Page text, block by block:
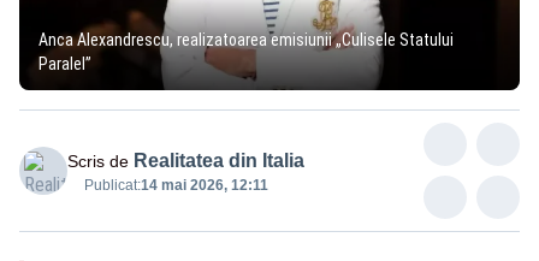
Anca Alexandrescu, realizatoarea emisiunii „Culisele Statului
Paralel”
Scris de Realitatea din Italia
Publicat:14 mai 2026, 12:11